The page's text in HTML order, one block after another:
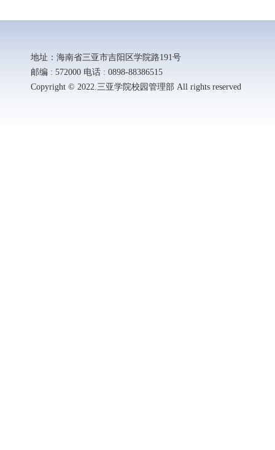
地址：海南省三亚市吉阳区学院路191号
邮编 : 572000 电话 : 0898-88386515
Copyright © 2022.三亚学院校园管理部 All rights reserved